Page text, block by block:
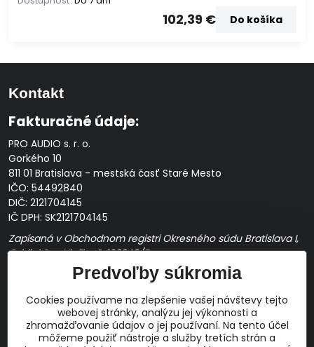
102,39 € Do košíka
Kontakt
Fakturačné údaje:
PRO AUDIO s. r. o.
Gorkého 10
811 01 Bratislava - mestská časť Staré Mesto
IČO: 54492840
DIČ: 2121704145
IČ DPH: SK2121704145
Zapísaná v Obchodnom registri Okresného súdu Bratislava I,
Oddiel Sro, Vložka č. 163349/B
Prevádzková doba: pracovné dni10:00 - 14:00
E-mail:
obchod@proaudio.sk
Bankové spojenie:
Predvoľby súkromia
Cookies používame na zlepšenie vašej návštevy tejto
webovej stránky, analýzu jej výkonnosti a
zhromažďovanie údajov o jej používaní. Na tento účel
môžeme použiť nástroje a služby tretích strán a